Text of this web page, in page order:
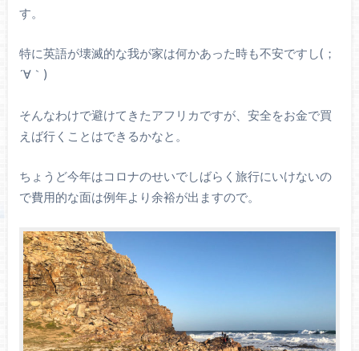
す。
特に英語が壊滅的な我が家は何かあった時も不安ですし(；
´∀｀)
そんなわけで避けてきたアフリカですが、安全をお金で買
えば行くことはできるかなと。
ちょうど今年はコロナのせいでしばらく旅行にいけないの
で費用的な面は例年より余裕が出ますので。